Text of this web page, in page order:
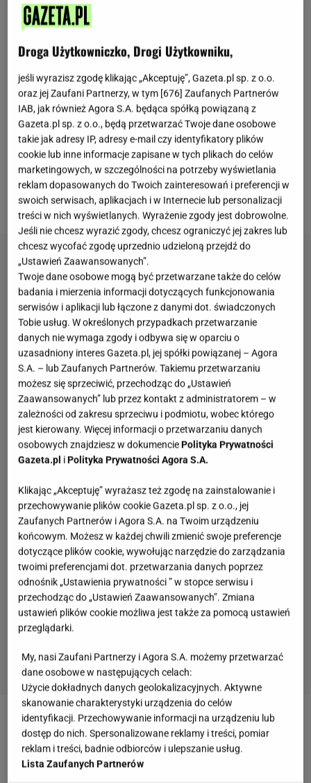
kluskiz serem i cebulą, ale dziś możemy bawić się
makaronz twarogiem kojarzy się głównie z prostym
i słonym posiłkiem, to jego wersja na słodko może
być równie smakowita. Cynamon, jako przyprawa,
dodaje niezwykłego aromatu, a połączenie go ze
znanymi nam smakami to nieoczekiwane, ale
absolutnie pyszne rozwiązanie.To danie
przypomina mi beztroskie czasy dzieciństwa, jednak
z nowoczesnym twistem.
Zobacz wideoSurowy makaron z cukinii z pesto
pietruszkowym
Droga Użytkowniczko, Drogi Użytkowniku,
jeśli wyrazisz zgodę klikając „Akceptuję”, Gazeta.pl sp. z o.o.
oraz jej Zaufani Partnerzy, w tym [676] Zaufanych Partnerów
IAB, jak również Agora S.A. będąca spółką powiązaną z
Gazeta.pl sp. z o.o., będą przetwarzać Twoje dane osobowe
takie jak adresy IP, adresy e-mail czy identyfikatory plików
cookie lub inne informacje zapisane w tych plikach do celów
marketingowych, w szczególności na potrzeby wyświetlania
reklam dopasowanych do Twoich zainteresowań i preferencji w
swoich serwisach, aplikacjach i w Internecie lub personalizacji
treści w nich wyświetlanych. Wyrażenie zgody jest dobrowolne.
Jeśli nie chcesz wyrazić zgody, chcesz ograniczyć jej zakres lub
chcesz wycofać zgodę uprzednio udzieloną przejdź do
„Ustawień Zaawansowanych”.
Twoje dane osobowe mogą być przetwarzane także do celów
badania i mierzenia informacji dotyczących funkcjonowania
serwisów i aplikacji lub łączone z danymi dot. świadczonych
Tobie usług. W określonych przypadkach przetwarzanie
danych nie wymaga zgody i odbywa się w oparciu o
uzasadniony interes Gazeta.pl, jej spółki powiązanej – Agora
S.A. – lub Zaufanych Partnerów. Takiemu przetwarzaniu
możesz się sprzeciwić, przechodząc do „Ustawień
Zaawansowanych” lub przez kontakt z administratorem – w
zależności od zakresu sprzeciwu i podmiotu, wobec którego
jest kierowany. Więcej informacji o przetwarzaniu danych
osobowych znajdziesz w dokumenciePolityka Prywatności
Gazeta.pl iPolityka Prywatności Agora S.A.
Klikając „Akceptuję” wyrażasz też zgodę na zainstalowanie i
przechowywanie plików cookie Gazeta.pl sp. z o.o., jej
Zaufanych Partnerów i Agora S.A. na Twoim urządzeniu
końcowym. Możesz w każdej chwili zmienić swoje preferencje
dotyczące plików cookie, wywołując narzędzie do zarządzania
twoimi preferencjami dot. przetwarzania danych poprzez
odnośnik „Ustawienia prywatności ” w stopce serwisu i
przechodząc do „Ustawień Zaawansowanych”. Zmiana
ustawień plików cookie możliwa jest także za pomocą ustawień
przeglądarki.
My, nasi Zaufani Partnerzy i Agora S.A. możemy przetwarzać
dane osobowe w następujących celach:
Użycie dokładnych danych geolokalizacyjnych. Aktywne
skanowanie charakterystyki urządzenia do celów
identyfikacji. Przechowywanie informacji na urządzeniu lub
dostęp do nich. Spersonalizowane reklamy i treści, pomiar
reklam i treści, badnie odbiorców i ulepszanie usług.
Lista Zaufanych Partnerów